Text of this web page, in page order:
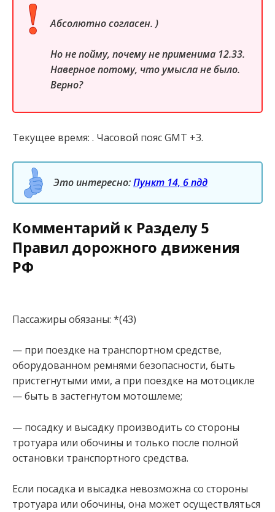
Абсолютно согласен. )
Но не пойму, почему не применима 12.33.
Наверное потому, что умысла не было.
Верно?
Текущее время: . Часовой пояс GMT +3.
Это интересно:Пункт 14, 6 пдд
Комментарий к Разделу 5
Правил дорожного движения
РФ
Пассажиры обязаны: *(43)
— при поездке на транспортном средстве,
оборудованном ремнями безопасности, быть
пристегнутыми ими, а при поездке на мотоцикле
— быть в застегнутом мотошлеме;
— посадку и высадку производить со стороны
тротуара или обочины и только после полной
остановки транспортного средства.
Если посадка и высадка невозможна со стороны
тротуара или обочины, она может осуществляться